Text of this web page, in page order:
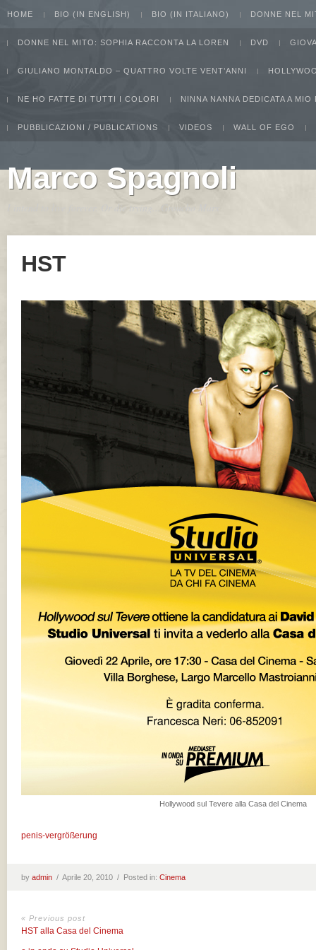
HOME BIO (IN ENGLISH) BIO (IN ITALIANO) DONNE NEL
DONNE NEL MITO: SOPHIA RACCONTA LA LOREN DVD
GIULIANO MONTALDO – QUATTRO VOLTE VENT’ANNI
NE HO FATTE DI TUTTI I COLORI NINNA NANNA DEDICATA A MIO
PUBBLICAZIONI / PUBLICATIONS VIDEOS WALL OF EGO
Marco Spagnoli
HST
Hollywood sul Tevere alla Casa del Cinema
penis-vergrößerung
by admin / Aprile 20, 2010 / Posted in: Cinema
« Previous post
HST alla Casa del Cinema